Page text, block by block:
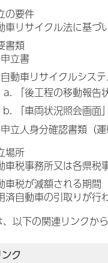
の要件
車リサイクル法に基づ
書類
申立書
自動車リサイクルシス
「後工程の移動報
「車両状況照会画面
申立人身分確認書類（
場所
車税事務所又は各県税
車税が減額される期間
済自動車の引取りが行
以下の関連リンクか
ク